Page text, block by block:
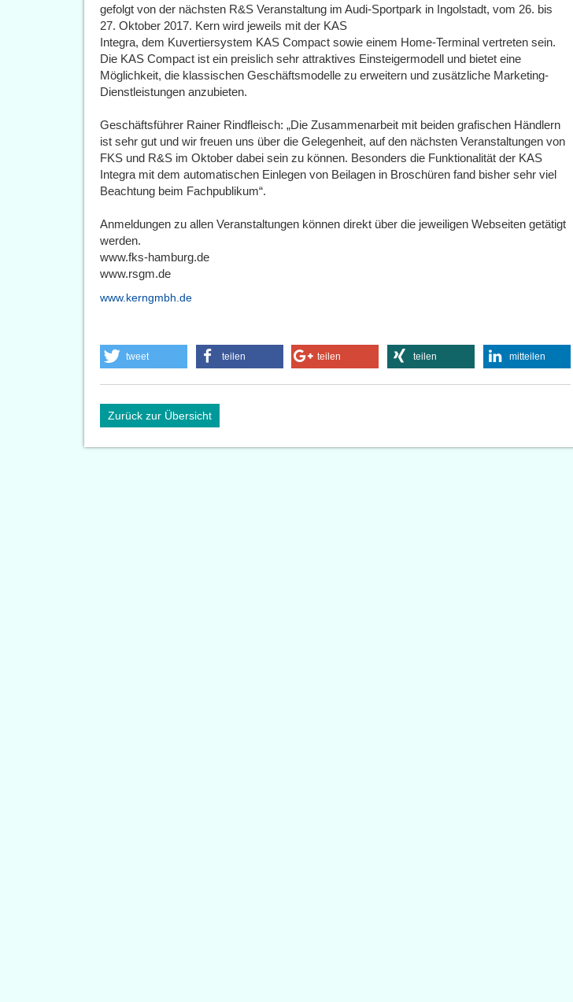
gefolgt von der nächsten R&S Veranstaltung im Audi-Sportpark in Ingolstadt, vom 26. bis
27. Oktober 2017. Kern wird jeweils mit der KAS
Integra, dem Kuvertiersystem KAS Compact sowie einem Home-Terminal vertreten sein.
Die KAS Compact ist ein preislich sehr attraktives Einsteigermodell und bietet eine
Möglichkeit, die klassischen Geschäftsmodelle zu erweitern und zusätzliche Marketing-
Dienstleistungen anzubieten.
Geschäftsführer Rainer Rindfleisch: „Die Zusammenarbeit mit beiden grafischen Händlern
ist sehr gut und wir freuen uns über die Gelegenheit, auf den nächsten Veranstaltungen von
FKS und R&S im Oktober dabei sein zu können. Besonders die Funktionalität der KAS
Integra mit dem automatischen Einlegen von Beilagen in Broschüren fand bisher sehr viel
Beachtung beim Fachpublikum“.
Anmeldungen zu allen Veranstaltungen können direkt über die jeweiligen Webseiten getätigt
werden.
www.fks-hamburg.de
www.rsgm.de
www.kerngmbh.de
tweet teilen teilen teilen mitteilen
Zurück zur Übersicht